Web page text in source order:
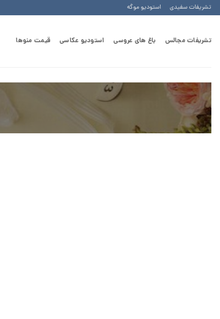
Skip
to
تشریفات سفیدی استودیو موگه
تشریفات مجالس باغ های عروسی استودیو عکاسی قیمت منوها